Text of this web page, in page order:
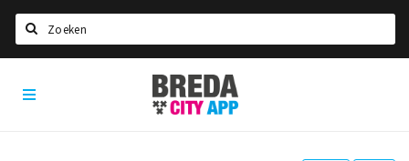
Home
Breda
City
App